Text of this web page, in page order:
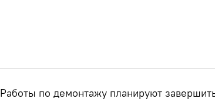
Работы по демонтажу планируют